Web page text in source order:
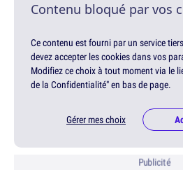
Contenu bloqué par vos
Ce contenu est fourni par un service
devez accepter les cookies dans vos
Modifiez ce choix à tout moment via le
de la Confidentialité" en bas de page.
Gérer mes choix
Publicité